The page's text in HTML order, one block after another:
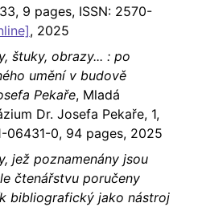
9 pages, ISSN: 2570-
, 2025
štuky, obrazy... : po
umění v budově
Pekaře, Mladá
Dr. Josefa Pekaře, 1,
06431-0, 94 pages, 2025
jež poznamenány jsou
čtenářstvu poručeny
bibliografický jako nástroj